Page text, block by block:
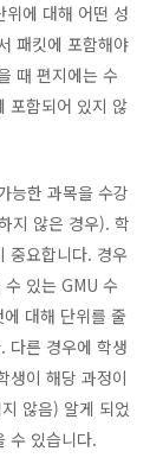
위에 대해 어떤 성
패킷에 포함해야
때 편지에는 수
포함되어 있지 않
능한 과목을 수강
지 않은 경우). 학
중요합니다. 경우
있는 GMU 수
대해 단위를 줄
다른 경우에 학생
생이 해당 과정이
않음) 알게 되었
수 있습니다.